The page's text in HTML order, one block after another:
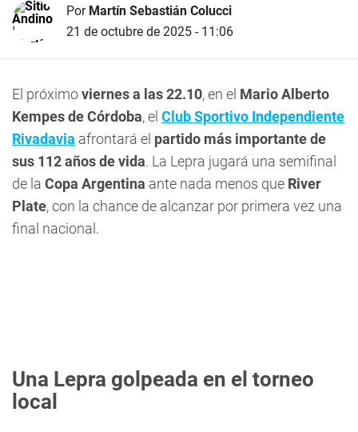
Por Martín Sebastián Colucci
21 de octubre de 2025 - 11:06
El próximoviernes a las 22.10, en el Mario Alberto
Kempes de Córdoba, el Club Sportivo Independiente
Rivadavia afrontará el partido más importante de
sus 112 años de vida. La Lepra jugará una semifinal
de la Copa Argentina ante nada menos que River
Plate, con la chance de alcanzar por primera vez una
final nacional.
Una Lepra golpeada en el torneo
local